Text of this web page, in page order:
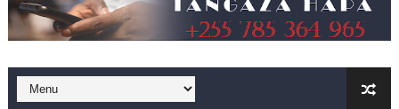
WAKULIMA, WAFUGAJI, WAVUVI WAPONGEZWA KWA
WMA YAENDELEA KUTOA ELIMU YA VIPIMO SAHIHI
WAMILIKI VITUO VYA KULEA WATOTO WAHIMIZWA